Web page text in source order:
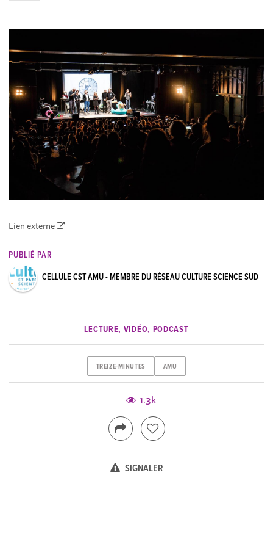
Lien externe
PUBLIÉ PAR
CELLULE CST AMU - MEMBRE DU RÉSEAU CULTURE SCIENCE SUD
LECTURE, VIDÉO, PODCAST
TREIZE-MINUTES AMU
1.3k
SIGNALER